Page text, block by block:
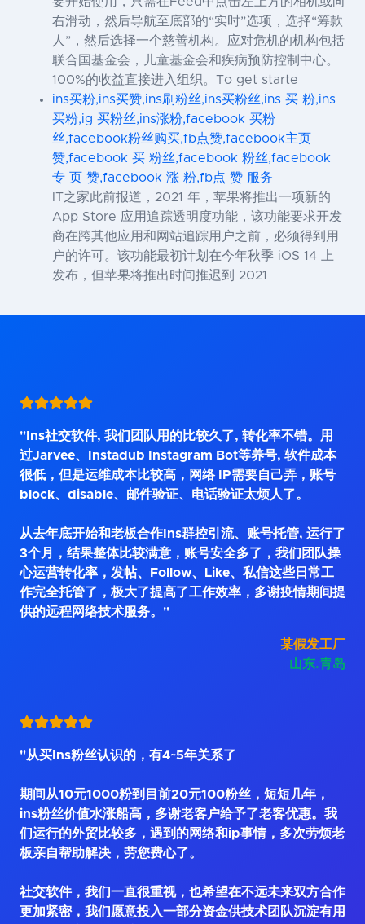
右滑动，然后导航至底部的“实时”选项，选择“筹款
人”，然后选择一个慈善机构。应对危机的机构包括
联合国基金会，儿童基金会和疾病预防控制中心。
100%的收益直接进入组织。To get starte
ins买粉,ins买赞,ins刷粉丝,ins买粉丝,ins 买 粉,ins
买粉,ig 买粉丝,ins涨粉,facebook 买粉
丝,facebook粉丝购买,fb点赞,facebook主页
赞,facebook 买 粉丝,facebook 粉丝,facebook
专 页 赞,facebook 涨 粉,fb点 赞 服务
IT之家此前报道，2021 年，苹果将推出一项新的
App Store 应用追踪透明度功能，该功能要求开发
商在跨其他应用和网站追踪用户之前，必须得到用
户的许可。该功能最初计划在今年秋季 iOS 14 上
发布，但苹果将推出时间推迟到 2021
"Ins社交软件, 我们团队用的比较久了, 转化率不错。用
过Jarvee、Instadub Instagram Bot等养号, 软件成本
很低，但是运维成本比较高，网络 IP需要自己弄，账号
block、disable、邮件验证、电话验证太烦人了。
从去年底开始和老板合作Ins群控引流、账号托管, 运行了
3个月，结果整体比较满意，账号安全多了，我们团队操
心运营转化率，发帖、Follow、Like、私信这些日常工
作完全托管了，极大了提高了工作效率，多谢疫情期间提
供的远程网络技术服务。"
某假发工厂
山东.青岛
"从买Ins粉丝认识的，有4~5年关系了
期间从10元1000粉到目前20元100粉丝，短短几年，
ins粉丝价值水涨船高，多谢老客户给予了老客优惠。我
们运行的外贸比较多，遇到的网络和ip事情，多次劳烦老
板亲自帮助解决，劳您费心了。
社交软件，我们一直很重视，也希望在不远未来双方合作
更加紧密，我们愿意投入一部分资金供技术团队沉淀有用